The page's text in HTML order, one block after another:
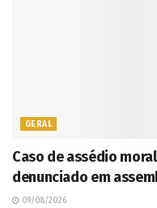
GERAL
Caso de assédio
denunciado em
09/08/2026